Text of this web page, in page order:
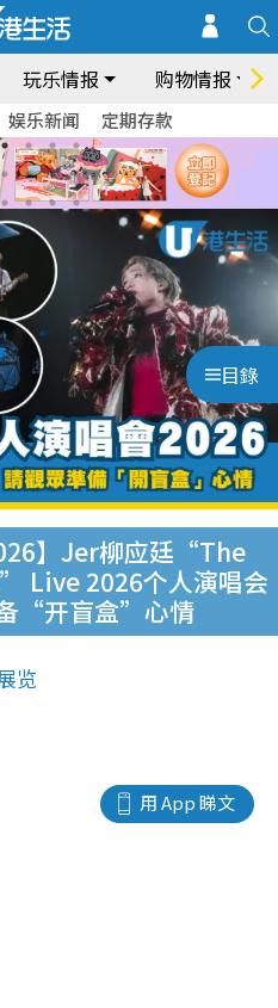
玩乐情报 购物情报
娱乐新闻 定期存款
目錄
】Jer柳应廷“The
Live 2026个人演唱会
“开盲盒”心情
览
用 App 睇文